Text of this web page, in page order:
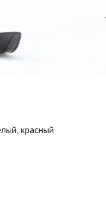
красный